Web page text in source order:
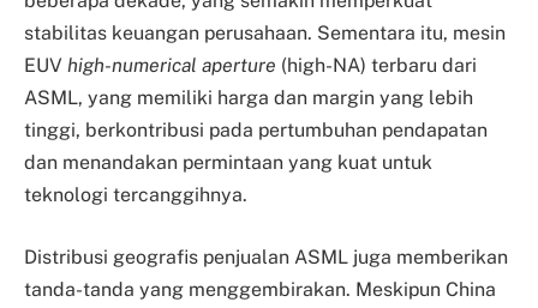
stabilitas keuangan perusahaan. Sementara itu, mesin
EUV high-numerical aperture (high-NA) terbaru dari
ASML, yang memiliki harga dan margin yang lebih
tinggi, berkontribusi pada pertumbuhan pendapatan
dan menandakan permintaan yang kuat untuk
teknologi tercanggihnya.
Distribusi geografis penjualan ASML juga memberikan
tanda-tanda yang menggembirakan. Meskipun China